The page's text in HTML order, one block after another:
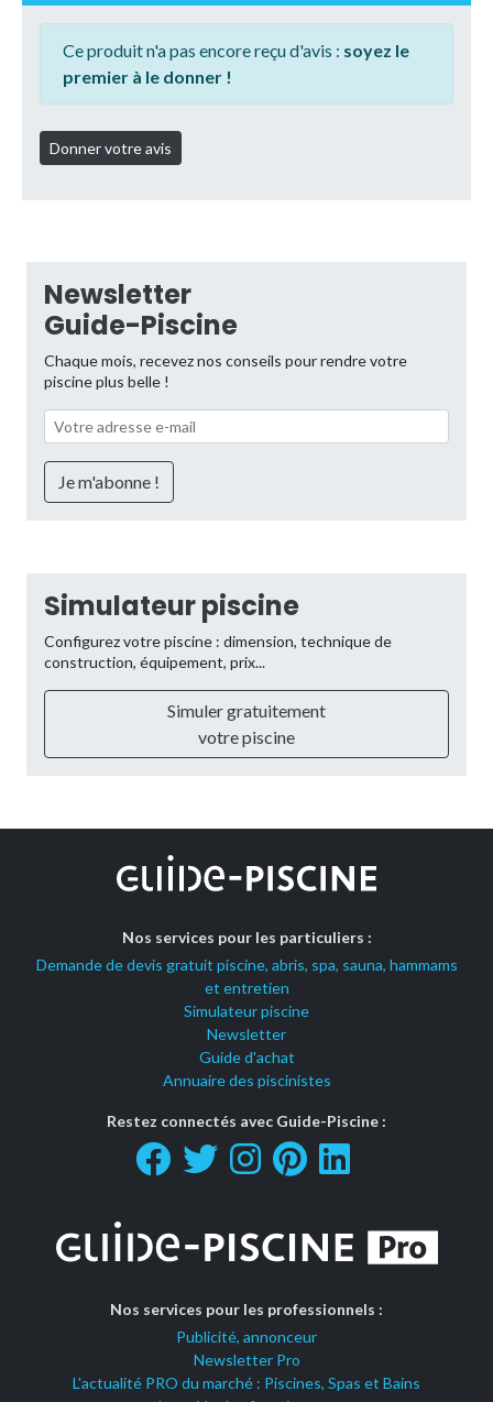
Ce produit n'a pas encore reçu d'avis : soyez le
premier à le donner !
Newsletter
Guide-Piscine
Chaque mois, recevez nos conseils pour rendre votre
piscine plus belle !
Simulateur piscine
Configurez votre piscine : dimension, technique de
construction, équipement, prix...
Simuler gratuitement
votre piscine
Nos services pour les particuliers :
Demande de devis gratuit piscine, abris, spa, sauna, hammams
et entretien
Simulateur piscine
Newsletter
Guide d'achat
Annuaire des piscinistes
Restez connectés avec Guide-Piscine :
Nos services pour les professionnels :
Publicité, annonceur
Newsletter Pro
L'actualité PRO du marché : Piscines, Spas et Bains